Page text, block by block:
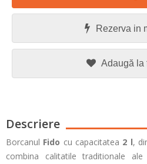
Rezerva in
Adaugă la
Descriere
Borcanul Fido cu capacitatea 2 l,
combina calitatile traditionale